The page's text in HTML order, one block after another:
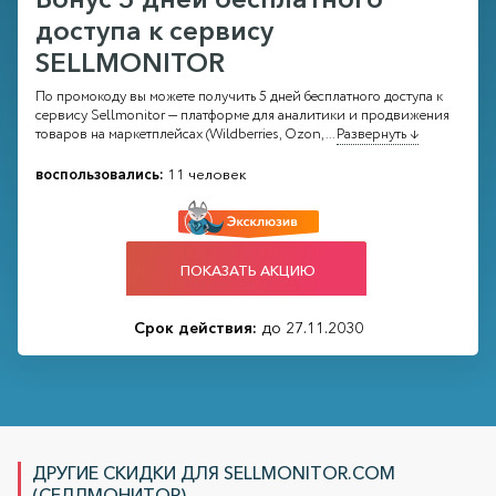
доступа к сервису
SELLMONITOR
По промокоду вы можете получить 5 дней бесплатного доступа к
сервису Sellmonitor — платформе для аналитики и продвижения
товаров на маркетплейсах (Wildberries, Ozon,...Развернуть ↓
воспользовались: 11 человек
ПОКАЗАТЬ АКЦИЮ
Срок действия: до 27.11.2030
ДРУГИЕ СКИДКИ ДЛЯ SELLMONITOR.COM